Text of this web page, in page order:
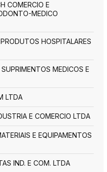
COMERCIO E
MEDICO
HOSPITALARES
MEDICOS E
LTDA
E COMERCIO LTDA
E EQUIPAMENTOS
IND. E COM. LTDA